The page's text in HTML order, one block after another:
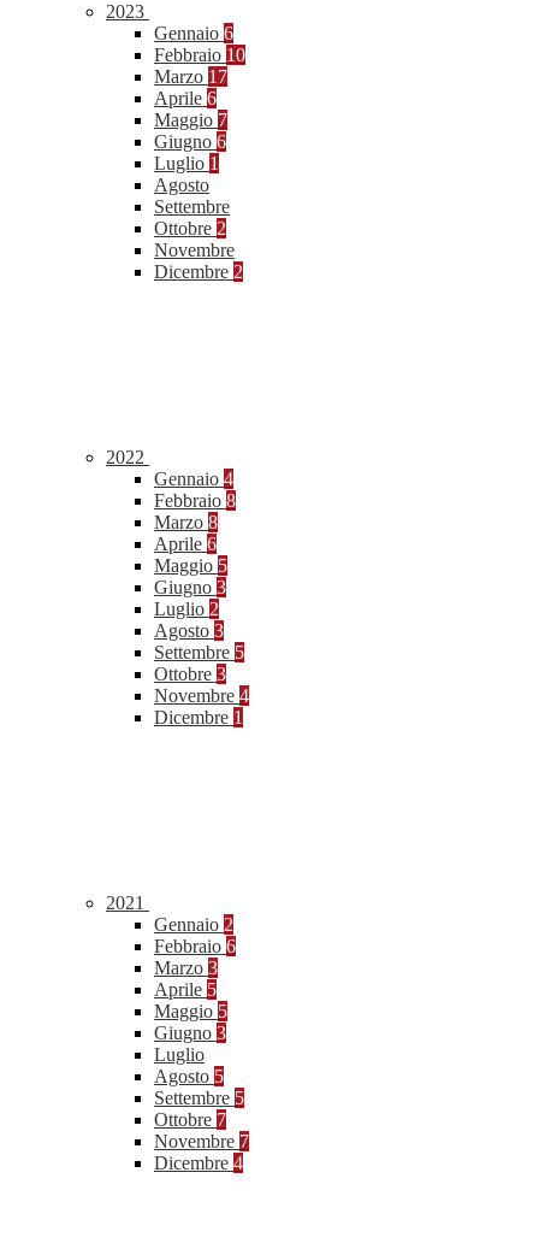
2023
Gennaio 6
Febbraio 10
Marzo 17
Aprile 6
Maggio 7
Giugno 6
Luglio 1
Agosto
Settembre
Ottobre 2
Novembre
Dicembre 2
2022
Gennaio 4
Febbraio 8
Marzo 8
Aprile 6
Maggio 5
Giugno 3
Luglio 2
Agosto 3
Settembre 5
Ottobre 3
Novembre 4
Dicembre 1
2021
Gennaio 2
Febbraio 6
Marzo 3
Aprile 5
Maggio 5
Giugno 3
Luglio
Agosto 5
Settembre 5
Ottobre 7
Novembre 7
Dicembre 4